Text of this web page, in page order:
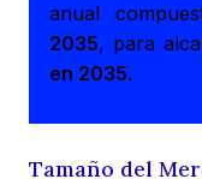
anual
2035, para
en 2035.
Tamaño del